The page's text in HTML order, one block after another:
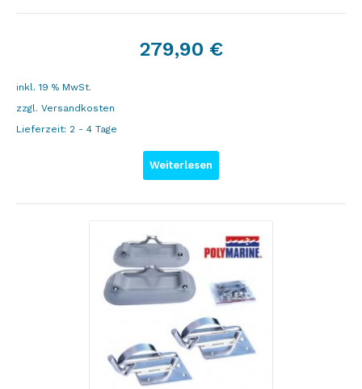
279,90 €
inkl. 19 % MwSt.
zzgl. Versandkosten
Lieferzeit: 2 - 4 Tage
Weiterlesen